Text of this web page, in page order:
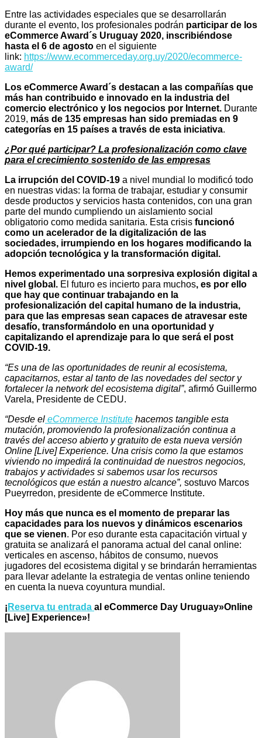
Entre las actividades especiales que se desarrollarán
durante el evento, los profesionales podrán participar de los
eCommerce Award´s Uruguay 2020, inscribiéndose
hasta el 6 de agosto en el siguiente
link: https://www.ecommerceday.org.uy/2020/ecommerce-
award/
Los eCommerce Award´s destacan a las compañías que
más han contribuido e innovado en la industria del
comercio electrónico y los negocios por Internet. Durante
2019, más de 135 empresas han sido premiadas en 9
categorías en 15 países a través de esta iniciativa.
¿Por qué participar? La profesionalización como clave
para el crecimiento sostenido de las empresas
La irrupción del COVID-19 a nivel mundial lo modificó todo
en nuestras vidas: la forma de trabajar, estudiar y consumir
desde productos y servicios hasta contenidos, con una gran
parte del mundo cumpliendo un aislamiento social
obligatorio como medida sanitaria. Esta crisis funcionó
como un acelerador de la digitalización de las
sociedades, irrumpiendo en los hogares modificando la
adopción tecnológica y la transformación digital.
Hemos experimentado una sorpresiva explosión digital a
nivel global. El futuro es incierto para muchos, es por ello
que hay que continuar trabajando en la
profesionalización del capital humano de la industria,
para que las empresas sean capaces de atravesar este
desafío, transformándolo en una oportunidad y
capitalizando el aprendizaje para lo que será el post
COVID-19.
“Es una de las oportunidades de reunir al ecosistema,
capacitarnos, estar al tanto de las novedades del sector y
fortalecer la network del ecosistema digital”, afirmó Guillermo
Varela, Presidente de CEDU.
“Desde el eCommerce Institute hacemos tangible esta
mutación, promoviendo la profesionalización continua a
través del acceso abierto y gratuito de esta nueva versión
Online [Live] Experience. Una crisis como la que estamos
viviendo no impedirá la continuidad de nuestros negocios,
trabajos y actividades si sabemos usar los recursos
tecnológicos que están a nuestro alcance”, sostuvo Marcos
Pueyrredon, presidente de eCommerce Institute.
Hoy más que nunca es el momento de preparar las
capacidades para los nuevos y dinámicos escenarios
que se vienen. Por eso durante esta capacitación virtual y
gratuita se analizará el panorama actual del canal online:
verticales en ascenso, hábitos de consumo, nuevos
jugadores del ecosistema digital y se brindarán herramientas
para llevar adelante la estrategia de ventas online teniendo
en cuenta la nueva coyuntura mundial.
¡ Reserva tu entrada al eCommerce Day Uruguay»Online
[Live] Experience»!